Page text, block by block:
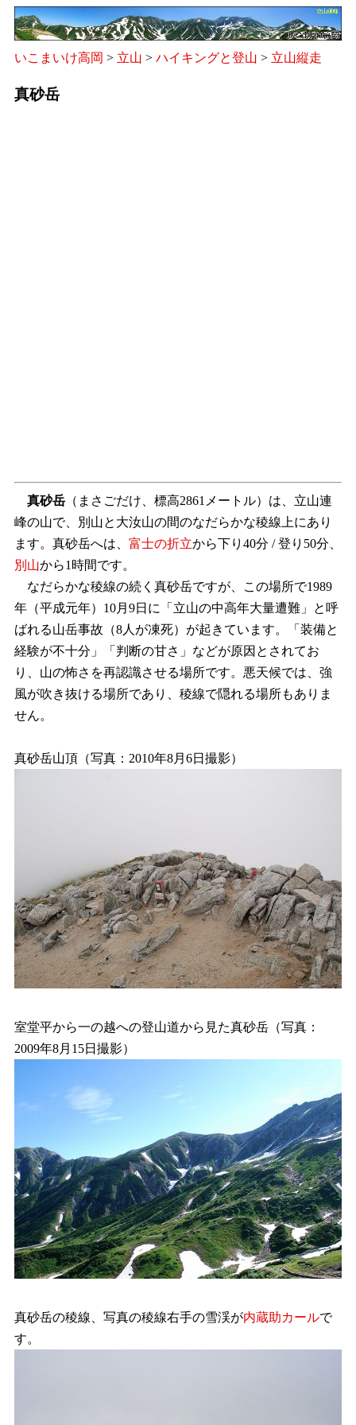
いこまいけ高岡 > 立山 > ハイキングと登山 > 立山縦走
真砂岳
真砂岳 （まさごだけ、標高2861メートル）は、立山連
峰の山で、別山と大汝山の間のなだらかな稜線上にあり
ます。真砂岳へは、 富士の折立から下り40分 / 登り50分、
別山から1時間です。
なだらかな稜線の続く真砂岳ですが、この場所で1989
年（平成元年）10月9日に「立山の中高年大量遭難」と呼
ばれる山岳事故（8人が凍死）が起きています。「装備と
経験が不十分」「判断の甘さ」などが原因とされてお
り、山の怖さを再認識させる場所です。悪天候では、強
風が吹き抜ける場所であり、稜線で隠れる場所もありま
せん。
真砂岳山頂（写真：2010年8月6日撮影）
室堂平から一の越への登山道から見た真砂岳（写真：
2009年8月15日撮影）
真砂岳の稜線、写真の稜線右手の雪渓が内蔵助カールで
す。